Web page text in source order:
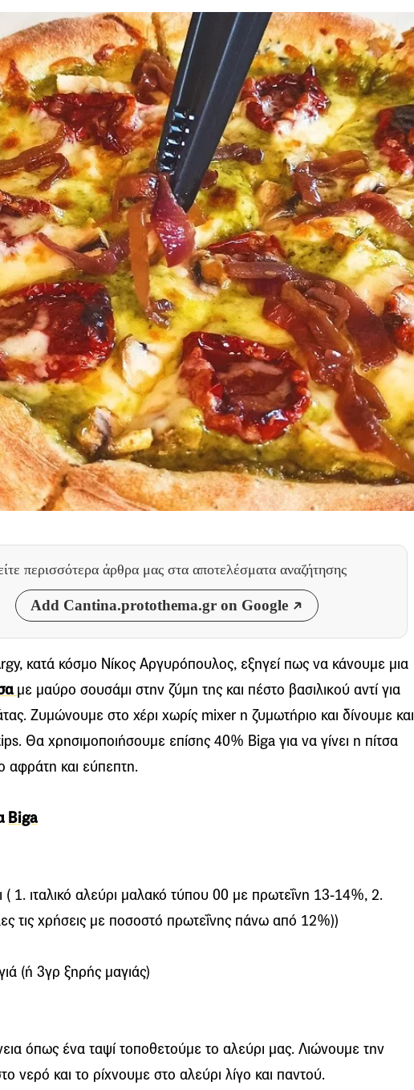
περισσότερα άρθρα μας στα αποτελέσματα αναζήτησης
Add Cantina.protothema.gr on Google
κατά κόσμο Νίκος Αργυρόπουλος, εξηγεί πως να κάνουμε μια
με μαύρο σουσάμι στην ζύμη της και πέστο βασιλικού αντί για
Ζυμώνουμε στο χέρι χωρίς mixer η ζυμωτήριο και δίνουμε και
Θα χρησιμοποιήσουμε επίσης 40% Biga για να γίνει η πίτσα
αφράτη και εύπεπτη.
Biga
( 1. ιταλικό αλεύρι μαλακό τύπου 00 με πρωτεΐνη 13-14%, 2.
τις χρήσεις με ποσοστό πρωτεΐνης πάνω από 12%))
(ή 3γρ ξηρής μαγιάς)
όπως ένα ταψί τοποθετούμε το αλεύρι μας. Λιώνουμε την
νερό και το ρίχνουμε στο αλεύρι λίγο και παντού.